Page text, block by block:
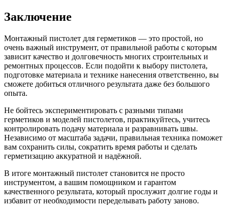
Заключение
Монтажный пистолет для герметиков — это простой, но
очень важный инструмент, от правильной работы с которым
зависит качество и долговечность многих строительных и
ремонтных процессов. Если подойти к выбору пистолета,
подготовке материала и технике нанесения ответственно, вы
сможете добиться отличного результата даже без большого
опыта.
Не бойтесь экспериментировать с разными типами
герметиков и моделей пистолетов, практикуйтесь, учитесь
контролировать подачу материала и разравнивать швы.
Независимо от масштаба задачи, правильная техника поможет
вам сохранить силы, сократить время работы и сделать
герметизацию аккуратной и надёжной.
В итоге монтажный пистолет становится не просто
инструментом, а вашим помощником и гарантом
качественного результата, который прослужит долгие годы и
избавит от необходимости переделывать работу заново.